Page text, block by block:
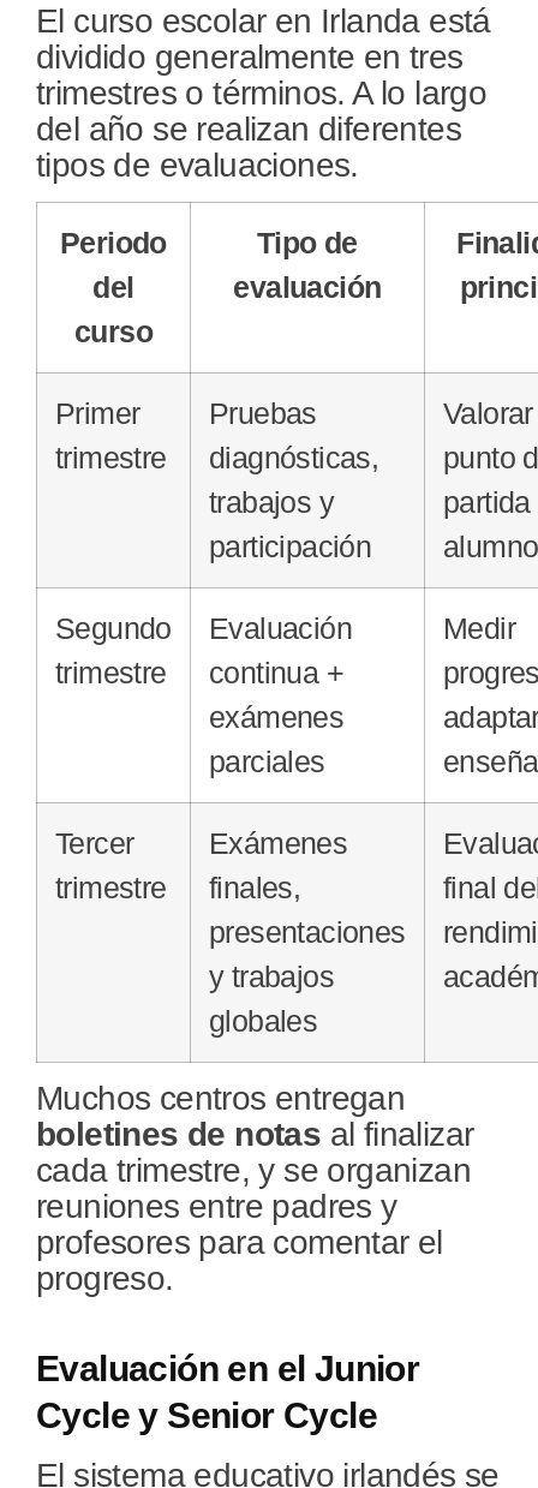
El curso escolar en Irlanda está
dividido generalmente en tres
trimestres o términos. A lo largo
del año se realizan diferentes
tipos de evaluaciones.
Periodo
del
curso
Tipo de
evaluación
Primer
trimestre
Pruebas
diagnósticas,
trabajos y
participación
punto
partida
alumno
Segundo
trimestre
Evaluación
continua +
exámenes
parciales
Medir
Tercer
trimestre
Exámenes
finales,
presentaciones
y trabajos
globales
final
Muchos centros entregan
boletines de notas al finalizar
cada trimestre, y se organizan
reuniones entre padres y
profesores para comentar el
progreso.
Evaluación en el Junior
Cycle y Senior Cycle
El sistema educativo irlandés se